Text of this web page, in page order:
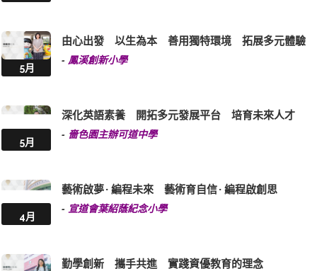
5月
由心出發 以生為本 善用獨特環境 拓展多元體驗
- 鳳溪創新小學
5月
深化英語素養 開拓多元發展平台 培育未來人才
- 嗇色園主辦可道中學
4月
藝術啟夢 · 編程未來 藝術育自信 · 編程啟創思
- 宣道會葉紹蔭紀念小學
勤學創新 攜手共進 實踐資優教育的理念